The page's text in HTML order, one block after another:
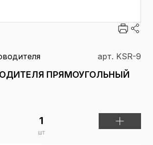
арт. KSR-9
ПРЯМОУГОЛЬНЫЙ
шт